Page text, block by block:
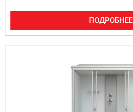
ПОДРОБНЕЕ